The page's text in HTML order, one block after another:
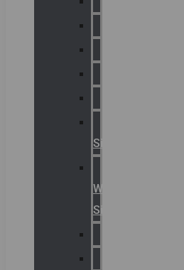
Signaling
Warning
Signals